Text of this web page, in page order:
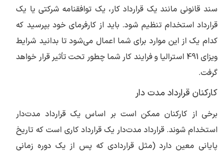
سند قانونی مانند یک قرارداد کار، یک توافقنامه شرکتی یا یک
قرارداد استخدام تنظیم شود. باید از کارفرمای خود بپرسید که
کدام یک از این موارد برای شما اعمال می‌شود تا بدانید شرایط
ویزای 491 استرالیا و فرایند کار شما چطور تحت تأثیر قرار خواهد
گرفت.
کارکنان قرارداد مدت دار
برخی از کارکنان ممکن است بر اساس یک قرارداد مدت‌دار
استخدام شوند. قرارداد مدت‌دار یک قرارداد کاری است که تاریخ
پایانی معین دارد (مثل قراردادی که پس از یک دوره زمانی